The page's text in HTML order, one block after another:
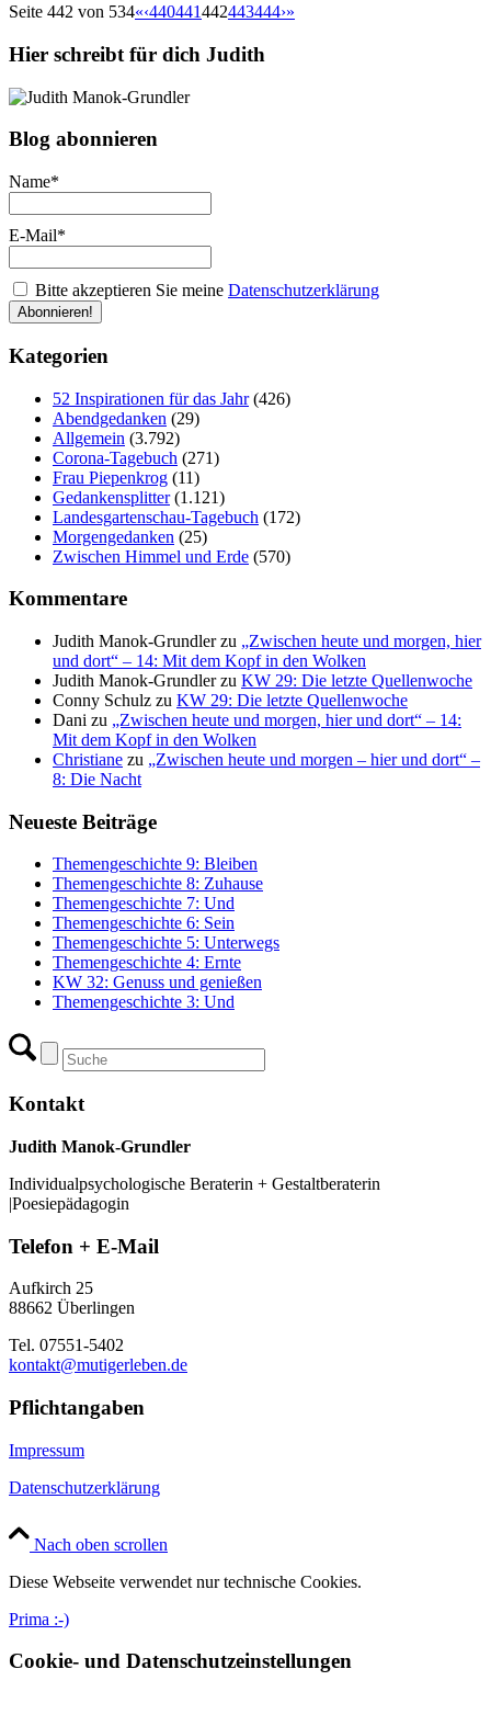
Seite 442 von 534«‹440441442443444›»
Hier schreibt für dich Judith
Blog abonnieren
Name*
E-Mail*
Bitte akzeptieren Sie meine Datenschutzerklärung
Kategorien
52 Inspirationen für das Jahr(426)
Abendgedanken (29)
Allgemein (3.792)
Corona-Tagebuch (271)
Frau Piepenkrog (11)
Gedankensplitter(1.121)
Landesgartenschau-Tagebuch (172)
Morgengedanken (25)
Zwischen Himmel und Erde (570)
Kommentare
Judith Manok-Grundlerzu „Zwischen heute und morgen, hier
und dort“ – 14: Mit dem Kopf in den Wolken
Judith Manok-Grundlerzu KW 29: Die letzte Quellenwoche
Conny Schulz zu KW 29: Die letzte Quellenwoche
Dani zu „Zwischen heute und morgen, hier und dort“ – 14:
Mit dem Kopf in den Wolken
Christiane zu „Zwischen heute und morgen – hier und dort“ –
8: Die Nacht
Neueste Beiträge
Themengeschichte 9: Bleiben
Themengeschichte 8: Zuhause
Themengeschichte 7: Und
Themengeschichte 6: Sein
Themengeschichte 5: Unterwegs
Themengeschichte 4: Ernte
KW 32: Genuss und genießen
Themengeschichte 3: Und
Kontakt
Judith Manok-Grundler
Individualpsychologische Beraterin + Gestaltberaterin
|Poesiepädagogin
Telefon + E-Mail
Aufkirch 25
88662 Überlingen
Tel. 07551-5402
kontakt@mutigerleben.de
Pflichtangaben
Impressum
Datenschutzerklärung
Nach oben scrollen
Diese Webseite verwendet nur technische Cookies.
Prima :-)
Cookie- und Datenschutzeinstellungen